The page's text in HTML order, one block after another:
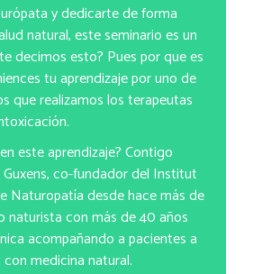
y dedicarte de forma
natural, este seminario es un
decimos esto? Pues por que es
tu aprendizaje por uno de
que realizamos los terapeutas
este aprendizaje? Contigo
Guxens, co-fundador del Institut
Naturopatía desde hace más de
naturista con más de 40 años
acompañando a pacientes a
medicina natural.